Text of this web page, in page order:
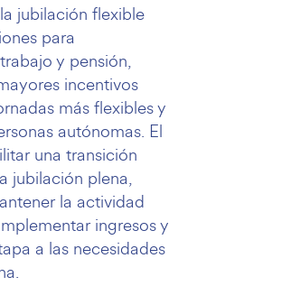
jubilación flexible
para
y pensión,
incentivos
más flexibles y
autónomas. El
una transición
jubilación plena,
la actividad
ingresos y
a las necesidades